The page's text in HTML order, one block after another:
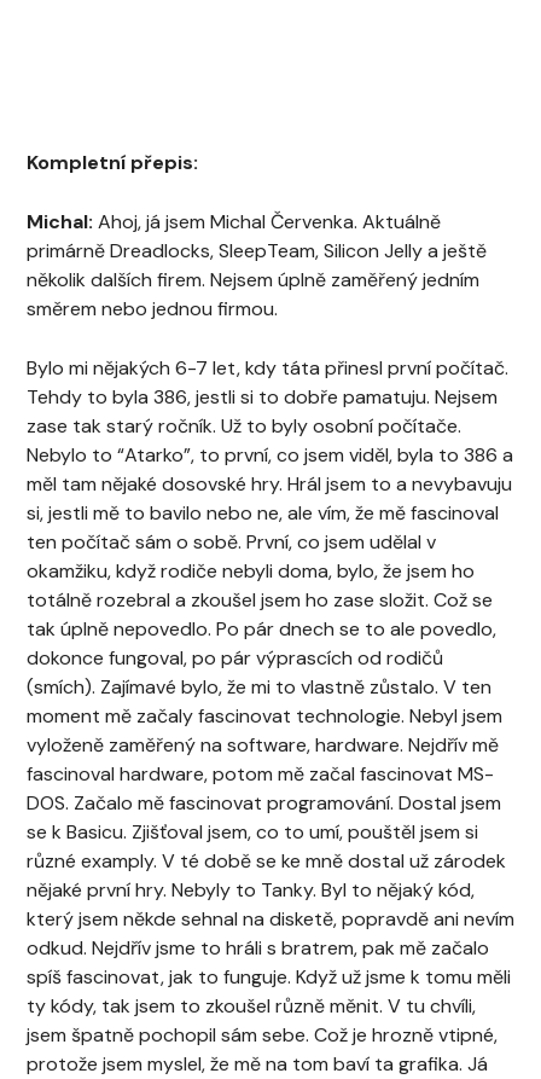
Kompletní přepis:
Michal: Ahoj, já jsem Michal Červenka. Aktuálně
primárně Dreadlocks, SleepTeam, Silicon Jelly a ještě
několik dalších firem. Nejsem úplně zaměřený jedním
směrem nebo jednou firmou.
Bylo mi nějakých 6-7 let, kdy táta přinesl první počítač.
Tehdy to byla 386, jestli si to dobře pamatuju. Nejsem
zase tak starý ročník. Už to byly osobní počítače.
Nebylo to “Atarko”, to první, co jsem viděl, byla to 386 a
měl tam nějaké dosovské hry. Hrál jsem to a nevybavuju
si, jestli mě to bavilo nebo ne, ale vím, že mě fascinoval
ten počítač sám o sobě. První, co jsem udělal v
okamžiku, když rodiče nebyli doma, bylo, že jsem ho
totálně rozebral a zkoušel jsem ho zase složit. Což se
tak úplně nepovedlo. Po pár dnech se to ale povedlo,
dokonce fungoval, po pár výprascích od rodičů
(smích). Zajímavé bylo, že mi to vlastně zůstalo. V ten
moment mě začaly fascinovat technologie. Nebyl jsem
vyloženě zaměřený na software, hardware. Nejdřív mě
fascinoval hardware, potom mě začal fascinovat MS-
DOS. Začalo mě fascinovat programování. Dostal jsem
se k Basicu. Zjišťoval jsem, co to umí, pouštěl jsem si
různé examply. V té době se ke mně dostal už zárodek
nějaké první hry. Nebyly to Tanky. Byl to nějaký kód,
který jsem někde sehnal na disketě, popravdě ani nevím
odkud. Nejdřív jsme to hráli s bratrem, pak mě začalo
spíš fascinovat, jak to funguje. Když už jsme k tomu měli
ty kódy, tak jsem to zkoušel různě měnit. V tu chvíli,
jsem špatně pochopil sám sebe. Což je hrozně vtipné,
protože jsem myslel, že mě na tom baví ta grafika. Já